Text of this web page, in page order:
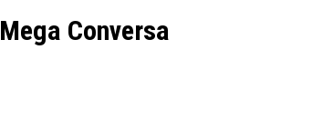
Mega Conversa